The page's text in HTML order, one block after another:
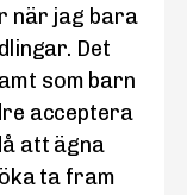
när jag bara
Det
som barn
acceptera
att ägna
ta fram